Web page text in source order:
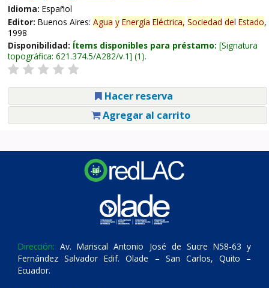
Idioma: Español
Editor: Buenos Aires: Agua y Energía Eléctrica, Sociedad del Estado,
1998
Disponibilidad: Ítems disponibles para préstamo: Signatura
topográfica: 621.374.5/A282/v.1 (1).
Hacer reserva
Agregar al carrito
Dirección: Av. Mariscal Antonio José de Sucre N58-63 y
Fernández Salvador Edif. Olade – San Carlos, Quito –
Ecuador.